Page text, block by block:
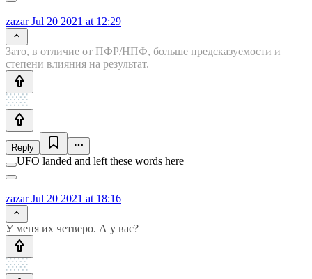
zazarJul 20 2021 at 12:29
Зато, в отличие от ПФР/НПФ, больше предсказуемости и
степени влияния на результат.
Reply
UFO landed and left these words here
zazarJul 20 2021 at 18:16
У меня их четверо. А у вас?